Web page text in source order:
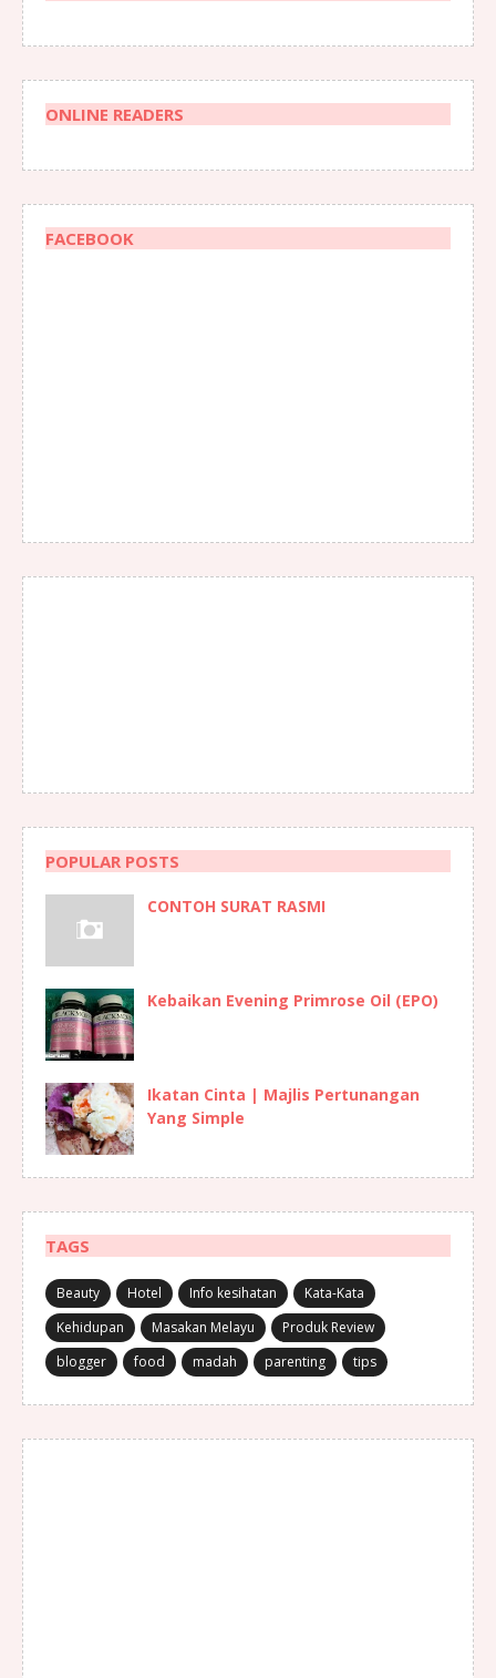
ONLINE READERS
FACEBOOK
POPULAR POSTS
CONTOH SURAT RASMI
Kebaikan Evening Primrose Oil (EPO)
Ikatan Cinta | Majlis Pertunangan
Yang Simple
TAGS
Beauty Hotel Info kesihatan
Kata-Kata
Kehidupan
Masakan Melayu
Produk Review
blogger
food madah parenting tips